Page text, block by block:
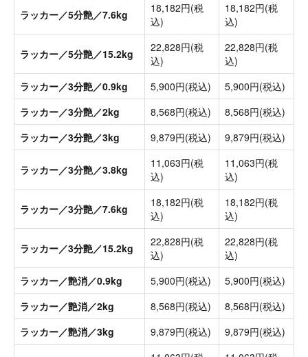
ラッカー／5分艶／7.6kg
18,182円(税
込)
18,182円(税
込)
ラッカー／5分艶／15.2kg
22,828円(税
込)
22,828円(税
込)
ラッカー／3分艶／0.9kg
5,900円(税込)
5,900円(税込)
ラッカー／3分艶／2kg
8,568円(税込)
8,568円(税込)
ラッカー／3分艶／3kg
9,879円(税込) 9,879円(税込)
ラッカー／3分艶／3.8kg
11,063円(税
込)
11,063円(税
込)
ラッカー／3分艶／7.6kg
18,182円(税
込)
18,182円(税
込)
ラッカー／3分艶／15.2kg
22,828円(税
込)
22,828円(税
込)
ラッカー／艶消／0.9kg
5,900円(税込)
5,900円(税込)
ラッカー／艶消／2kg
8,568円(税込)
8,568円(税込)
ラッカー／艶消／3kg
9,879円(税込) 9,879円(税込)